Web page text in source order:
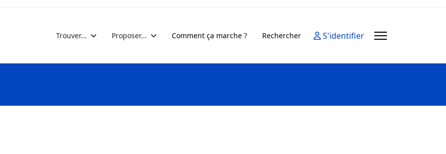
Trouver... Proposer... Comment ça marche ? Rechercher S'identifier